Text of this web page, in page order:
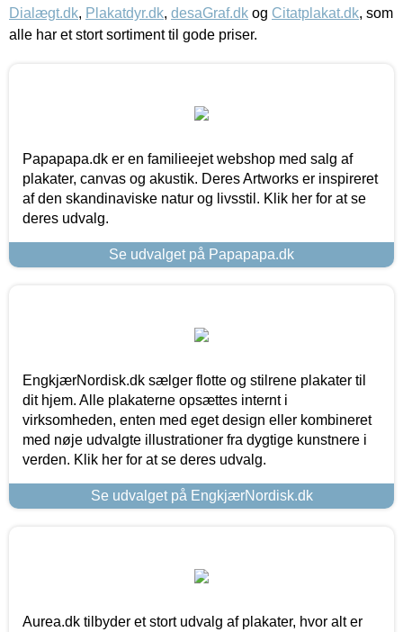
Dialægt.dk, Plakatdyr.dk, desaGraf.dk og Citatplakat.dk, som
alle har et stort sortiment til gode priser.
Papapapa.dk er en familieejet webshop med salg af
plakater, canvas og akustik. Deres Artworks er inspireret
af den skandinaviske natur og livsstil. Klik her for at se
deres udvalg.
Se udvalget på Papapapa.dk
EngkjærNordisk.dk sælger flotte og stilrene plakater til
dit hjem. Alle plakaterne opsættes internt i
virksomheden, enten med eget design eller kombineret
med nøje udvalgte illustrationer fra dygtige kunstnere i
verden. Klik her for at se deres udvalg.
Se udvalget på EngkjærNordisk.dk
Aurea.dk tilbyder et stort udvalg af plakater, hvor alt er